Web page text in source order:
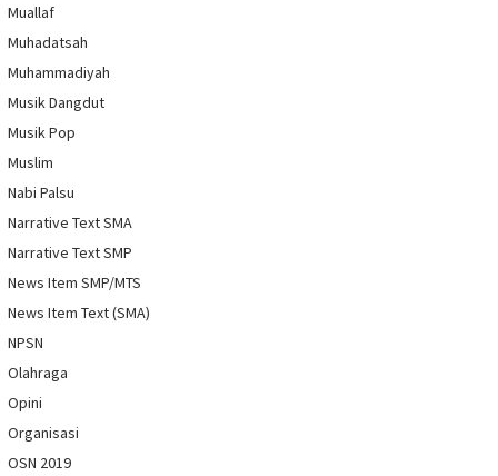
Muallaf
Muhadatsah
Muhammadiyah
Musik Dangdut
Musik Pop
Muslim
Nabi Palsu
Narrative Text SMA
Narrative Text SMP
News Item SMP/MTS
News Item Text (SMA)
NPSN
Olahraga
Opini
Organisasi
OSN 2019